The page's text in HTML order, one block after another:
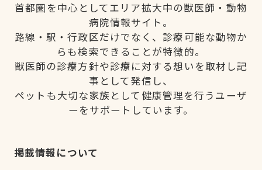
首都圏を中心としてエリア拡大中の獣医師・動物
病院情報サイト。
路線・駅・行政区だけでなく、診療可能な動物か
らも検索できることが特徴的。
獣医師の診療方針や診療に対する想いを取材し記
事として発信し、
ペットも大切な家族として健康管理を行うユーザ
ーをサポートしています。
掲載情報について